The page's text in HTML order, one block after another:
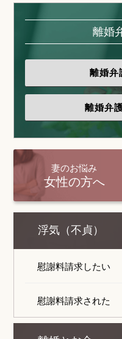
離婚
離婚弁
離婚弁
妻のお悩み
女性の方へ
浮気（不貞）
慰謝料請求したい
慰謝料請求された